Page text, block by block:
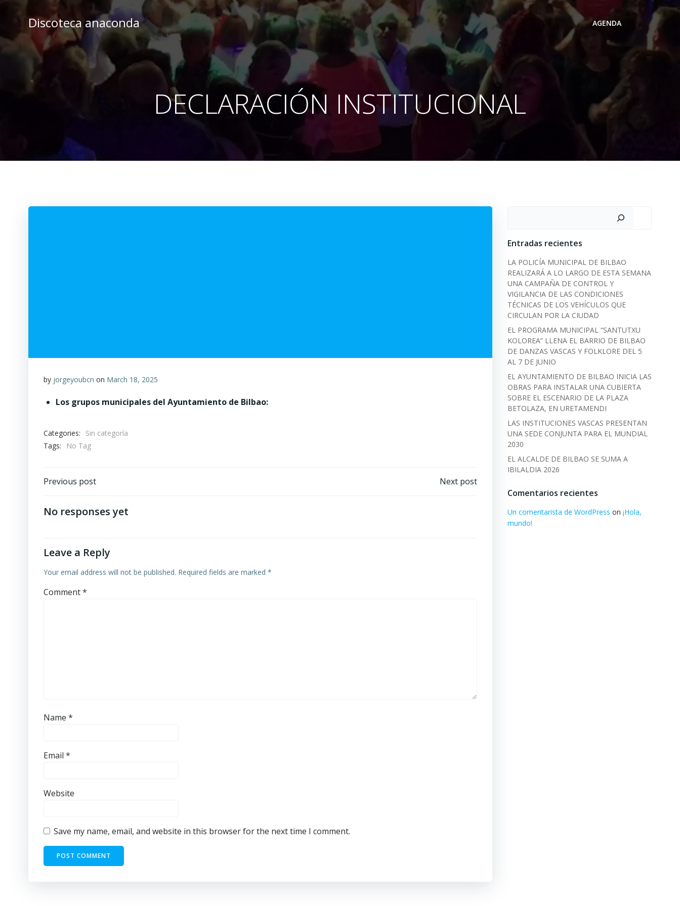
Discoteca anaconda AGENDA
DECLARACIÓN INSTITUCIONAL
by jorgeyoubcn on March 18, 2025
Los grupos municipales del Ayuntamiento de Bilbao:
Categories:
Sin categoría
Tags:
No Tag
Post
navigation
Previous post Next post
No responses yet
Leave a Reply
Your email address will not be published. Required fields are marked *
Comment*
Name *
Email *
Website
Save my name, email, and website in this browser for the next time I comment.
Entradas recientes
LA POLICÍA MUNICIPAL DE BILBAO
REALIZARÁ A LO LARGO DE ESTA SEMANA
UNA CAMPAÑA DE CONTROL Y
VIGILANCIA DE LAS CONDICIONES
TÉCNICAS DE LOS VEHÍCULOS QUE
CIRCULAN POR LA CIUDAD
EL PROGRAMA MUNICIPAL “SANTUTXU
KOLOREA” LLENA EL BARRIO DE BILBAO
DE DANZAS VASCAS Y FOLKLORE DEL 5
AL 7 DE JUNIO
EL AYUNTAMIENTO DE BILBAO INICIA LAS
OBRAS PARA INSTALAR UNA CUBIERTA
SOBRE EL ESCENARIO DE LA PLAZA
BETOLAZA, EN URETAMENDI
LAS INSTITUCIONES VASCAS PRESENTAN
UNA SEDE CONJUNTA PARA EL MUNDIAL
2030
EL ALCALDE DE BILBAO SE SUMA A
IBILALDIA 2026
Comentarios recientes
Un comentarista de WordPress on ¡Hola,
mundo!